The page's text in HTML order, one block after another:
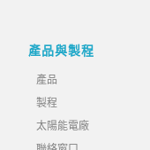
產品與製程
產品
製程
太陽能電廠